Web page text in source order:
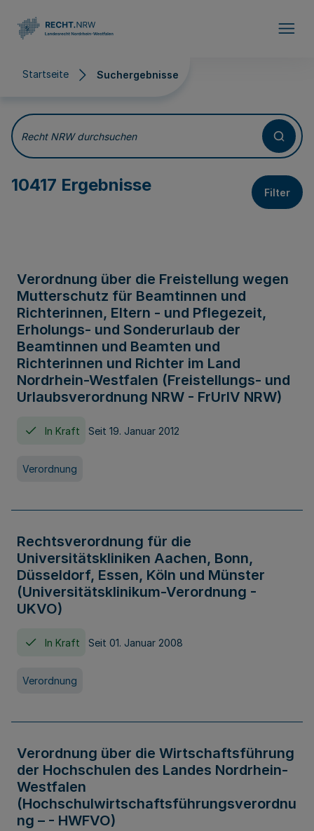
Startseite Suchergebnisse
Suchergebnisse
Recht NRW durchsuchen
10417 Ergebnisse Filter
Verordnung über die Freistellung wegen
Mutterschutz für Beamtinnen und
Richterinnen, Eltern - und Pflegezeit,
Erholungs- und Sonderurlaub der
Beamtinnen und Beamten und
Richterinnen und Richter im Land
Nordrhein-Westfalen (Freistellungs- und
Urlaubsverordnung NRW - FrUrlV NRW)
In Kraft Seit 19. Januar 2012
Verordnung
Rechtsverordnung für die
Universitätskliniken Aachen, Bonn,
Düsseldorf, Essen, Köln und Münster
(Universitätsklinikum-Verordnung -
UKVO)
In Kraft Seit 01. Januar 2008
Verordnung
Verordnung über die Wirtschaftsführung
der Hochschulen des Landes Nordrhein-
Westfalen
(Hochschulwirtschaftsführungsverordnu
ng – - HWFVO)